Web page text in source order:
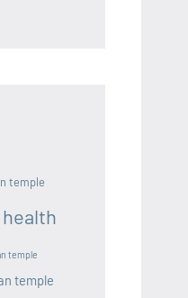
temple
health
temple
temple